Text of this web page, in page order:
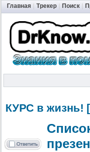
Главная Трекер Поиск
КУРС в жизнь!